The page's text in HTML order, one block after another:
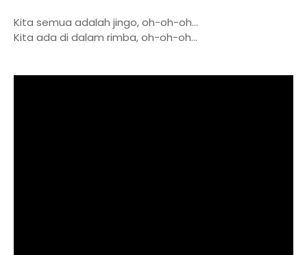
Kita semua adalah jingo, oh-oh-oh...
Kita ada di dalam rimba, oh-oh-oh...